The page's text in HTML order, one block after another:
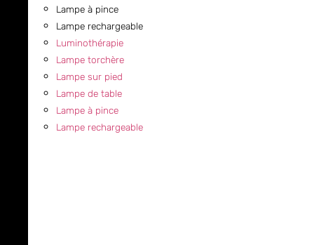
Lampe à pince
Lampe rechargeable
Luminothérapie
Lampe torchère
Lampe sur pied
Lampe de table
Lampe à pince
Lampe rechargeable